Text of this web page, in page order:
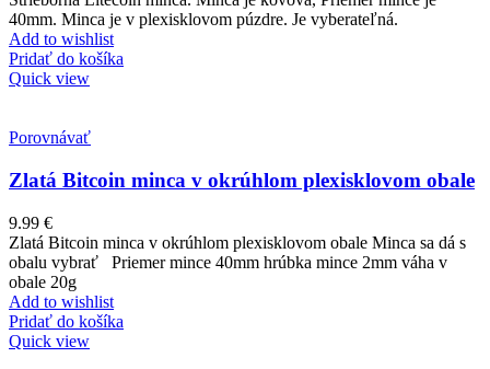
40mm. Minca je v plexisklovom púzdre. Je vyberateľná.
Add to wishlist
Pridať do košíka
Quick view
Porovnávať
Zlatá Bitcoin minca v okrúhlom plexisklovom obale
9.99 €
Zlatá Bitcoin minca v okrúhlom plexisklovom obale Minca sa dá s
obalu vybrať Priemer mince 40mm hrúbka mince 2mm váha v
obale 20g
Add to wishlist
Pridať do košíka
Quick view